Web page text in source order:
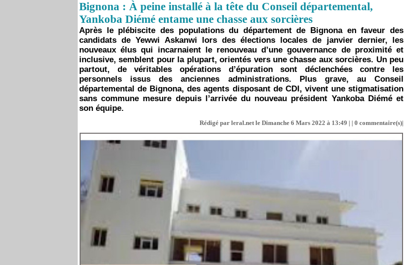
Bignona : À peine installé à la tête du Conseil départemental,
Yankoba Diémé entame une chasse aux sorcières
Après le plébiscite des populations du département de Bignona en faveur des
candidats de Yewwi Askanwi lors des élections locales de janvier dernier, les
nouveaux élus qui incarnaient le renouveau d’une gouvernance de proximité et
inclusive, semblent pour la plupart, orientés vers une chasse aux sorcières. Un peu
partout, de véritables opérations d’épuration sont déclenchées contre les
personnels issus des anciennes administrations. Plus grave, au Conseil
départemental de Bignona, des agents disposant de CDI, vivent une stigmatisation
sans commune mesure depuis l’arrivée du nouveau président Yankoba Diémé et
son équipe.
Rédigé par leral.net le Dimanche 6 Mars 2022 à 13:49 | | 0 commentaire(s)|